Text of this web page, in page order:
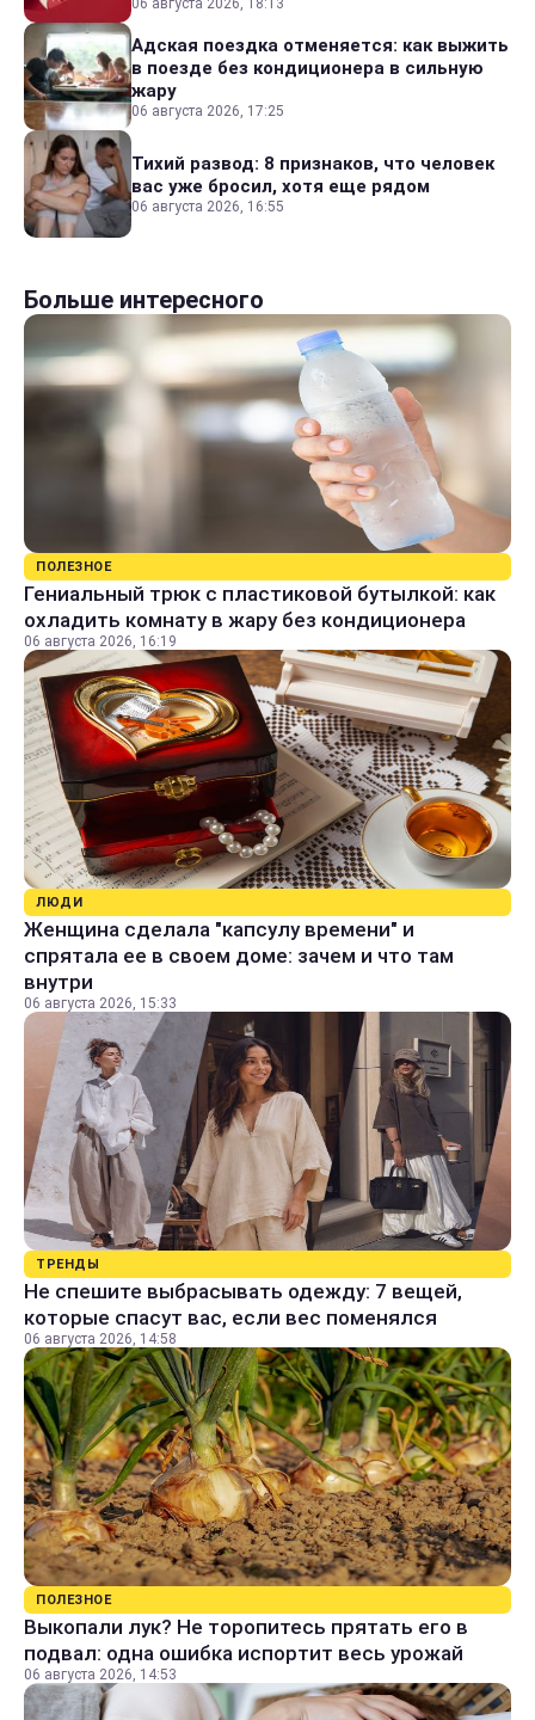
06 августа 2026, 18:13
Адская поездка отменяется: как выжить
в поезде без кондиционера в сильную
жару
06 августа 2026, 17:25
Тихий развод: 8 признаков, что человек
вас уже бросил, хотя еще рядом
06 августа 2026, 16:55
Больше интересного
ПОЛЕЗНОЕ
Гениальный трюк с пластиковой бутылкой: как
охладить комнату в жару без кондиционера
06 августа 2026, 16:19
ЛЮДИ
Женщина сделала "капсулу времени" и
спрятала ее в своем доме: зачем и что там
внутри
06 августа 2026, 15:33
ТРЕНДЫ
Не спешите выбрасывать одежду: 7 вещей,
которые спасут вас, если вес поменялся
06 августа 2026, 14:58
ПОЛЕЗНОЕ
Выкопали лук? Не торопитесь прятать его в
подвал: одна ошибка испортит весь урожай
06 августа 2026, 14:53